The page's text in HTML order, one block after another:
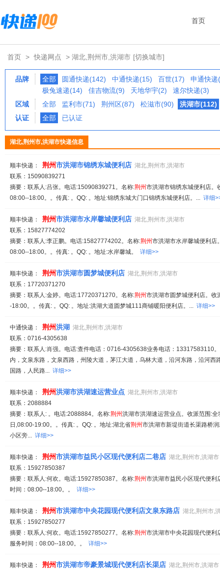
首页
首页 > 快递网点 > 湖北,荆州市,洪湖市 [切换城市]
品牌 全部 圆通快递(142) 中通快递(15) 百世(17)
申通快递
极兔速递(14)
佳吉物流(9) 天地华宇(2)
速尔快递(3)
区域
全部 监利市(71) 荆州区(87) 松滋市(90)
洪湖市(112)
认证
全部 已认证
湖北,荆州市,洪湖市快递信息
顺丰快递： 荆州市洪湖市锦绣东城便利店 湖北,荆州市,洪湖市
联系：15090839271
摘要：联系人:吕张。电话:15090839271。名称:荆州市洪湖市锦绣东城便利店。
08:00--18:00。。传真: 。QQ: 。地址:锦绣东城大门口锦绣东城便利店。... 详细
顺丰快递： 荆州市洪湖市水岸馨城便利店 湖北,荆州市,洪湖市
联系：15827774202
摘要：联系人:李正鹏。电话:15827774202。名称:荆州市洪湖市水岸馨城便利店
08:00--18:00。。传真: 。QQ: 。地址:水岸馨城。 详细>>
顺丰快递： 荆州市洪湖市圆梦城便利店 湖北,荆州市,洪湖市
联系：17720371270
摘要：联系人:金婷。电话:17720371270。名称:荆州市洪湖市圆梦城便利店。收
-18:00。。传真: 。QQ: 。地址:洪湖大道圆梦城111商铺暖阳便利店。... 详细>>
中通快递： 荆州洪湖 湖北,荆州市,洪湖市
联系：0716-4305638
摘要：联系人:肖强。电话:查件电话：0716-4305638业务电话：13317583110
内，文泉东路，文泉西路，州陵大道，茅江大道，乌林大道，沿河东路，沿河西
国路，人民路... 详细>>
顺丰快递： 荆州洪湖市洪湖速运营业点 湖北,荆州市,洪湖市
联系：2088884
摘要：联系人: 。电话:2088884。名称:荆州洪湖市洪湖速运营业点。收派范围:
日,08:00-19:00。。传真: 。QQ: 。地址:湖北省荆州市洪湖市新堤街道长渠路桥
小区旁... 详细>>
顺丰快递： 荆州市洪湖市益民小区现代便利店二巷店 湖北,荆州市,洪湖市
联系：15927850387
摘要：联系人:何欢。电话:15927850387。名称:荆州市洪湖市益民小区现代便利
时间：08:00--18:00。。 详细>>
顺丰快递： 荆州市洪湖市中央花园现代便利店文泉东路店 湖北,荆州市,
联系：15927850277
摘要：联系人:何欢。电话:15927850277。名称:荆州市洪湖市中央花园现代便利
服务时间：08:00--18:00。。 详细>>
顺丰快递： 荆州市洪湖市帝豪景城现代便利店长渠店 湖北,荆州市,洪湖市